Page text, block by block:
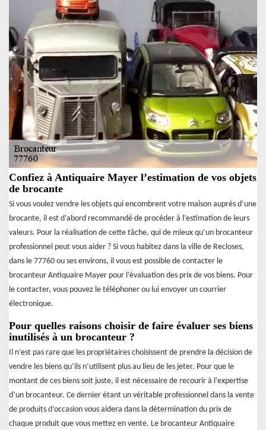
Confiez à Antiquaire Mayer l’estimation de vos objets
de brocante
Si vous voulez vendre les objets qui encombrent votre maison auprès d’une
brocante, il est d’abord recommandé de procéder à l’estimation de leurs
valeurs. Pour la réalisation de cette tâche, qui de mieux qu’un brocanteur
professionnel peut vous aider ? Si vous habitez dans la ville de Recloses,
dans le 77760 ou ses environs, il vous est possible de contacter le
brocanteur Antiquaire Mayer pour l’évaluation des prix de vos biens. Pour
le contacter, vous pouvez le téléphoner ou lui envoyer un courrier
électronique.
Pour quelles raisons choisir de faire évaluer ses biens
inutilisés à un brocanteur ?
Il n’est pas rare que les propriétaires choisissent de prendre la décision de
vendre les biens qu’ils n’utilisent plus au lieu de les jeter. Pour que le
montant de ces biens soit juste, il est nécessaire de recourir à l’expertise
d’un brocanteur. Ce dernier étant un véritable professionnel dans la vente
de produits d’occasion vous aidera dans la détermination du prix de
chaque produit que vous mettez en vente. Le brocanteur Antiquaire